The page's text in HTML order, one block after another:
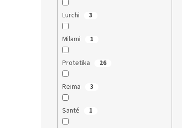
Lurchi 3
Milami 1
Protetika 26
Reima 3
Santé 1